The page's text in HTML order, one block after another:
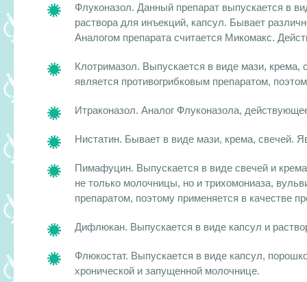
Флуконазол. Данный препарат выпускается в
раствора для инъекций, капсул. Бывает
Аналогом препарата считается Микомакс.
Клотримазол. Выпускается в виде мази, крема,
является противогрибковым препаратом,
Итраконазол. Аналог Флуконазола,
Нистатин. Бывает в виде мази, крема, свечей.
Пимафуцин. Выпускается в виде свечей и
не только молочницы, но и трихомониаза,
препаратом, поэтому применяется в качестве
Дифлюкан. Выпускается в виде капсул и
Флюкостат. Выпускается в виде капсул,
хронической и запущенной молочнице.